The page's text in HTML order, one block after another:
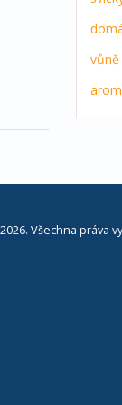
Všechna práva